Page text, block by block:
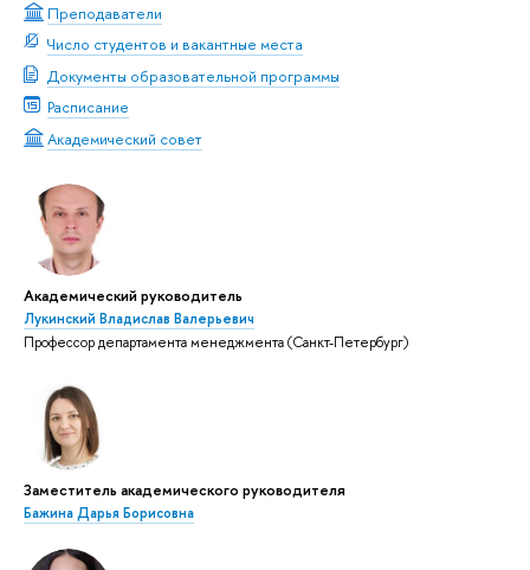
Преподаватели
Число студентов и вакантные места
Документы образовательной программы
Расписание
Академический совет
Академический руководитель
Лукинский Владислав Валерьевич
Профессор департамента менеджмента (Санкт-Петербург)
Заместитель академического руководителя
Бажина Дарья Борисовна